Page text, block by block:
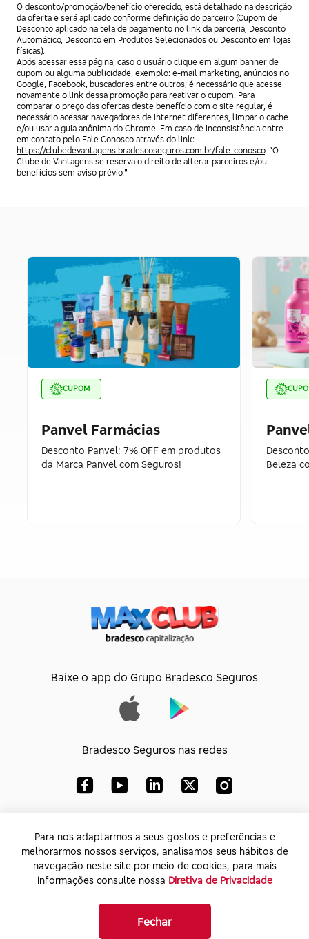
O desconto/promoção/benefício oferecido, está detalhado na descrição
da oferta e será aplicado conforme definição do parceiro (Cupom de
Desconto aplicado na tela de pagamento no link da parceria, Desconto
Automático, Desconto em Produtos Selecionados ou Desconto em lojas
físicas).
Após acessar essa página, caso o usuário clique em algum banner de
cupom ou alguma publicidade, exemplo: e-mail marketing, anúncios no
Google, Facebook, buscadores entre outros; é necessário que acesse
novamente o link dessa promoção para reativar o cupom. Para
comparar o preço das ofertas deste benefício com o site regular, é
necessário acessar navegadores de internet diferentes, limpar o cache
e/ou usar a guia anônima do Chrome. Em caso de inconsistência entre
em contato pelo Fale Conosco através do link:
https://clubedevantagens.bradescoseguros.com.br/fale-conosco. “O
Clube de Vantagens se reserva o direito de alterar parceiros e/ou
benefícios sem aviso prévio."
CUPOM
Panvel Farmácias
Desconto Panvel: 7% OFF em produtos
da Marca Panvel com Seguros!
Beleza
Baixe o app do Grupo Bradesco Seguros
Bradesco Seguros nas redes
Bradesco Capitalização S/A
CNPJ:33.010.851/0001-74
Endereço:Av. Paulista, 1450 – Bela Vista - SP -
CEP: 01310-917
Para nos adaptarmos a seus gostos e preferências e
melhorarmos nossos serviços, analisamos seus hábitos de
navegação neste site por meio de cookies, para mais
informações consulte nossa Diretiva de Privacidade
Fechar